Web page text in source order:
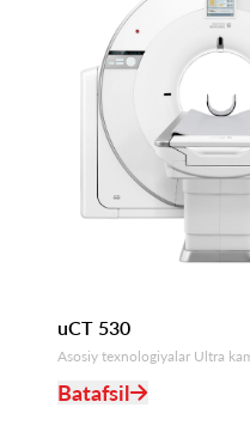
uCT 530
Asosiy texnologiyalar Ultra
Batafsil